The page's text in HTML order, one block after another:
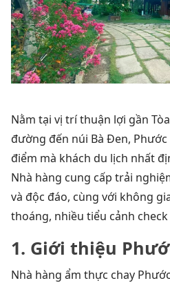
Nằm tại vị trí thuận lợi gần
đường đến núi Bà Đen, Phước
điểm mà khách du lịch nhất
Nhà hàng cung cấp trải
và độc đáo, cùng với không
thoáng, nhiều tiểu cảnh check
1. Giới thiệu
Nhà hàng ẩm thực chay